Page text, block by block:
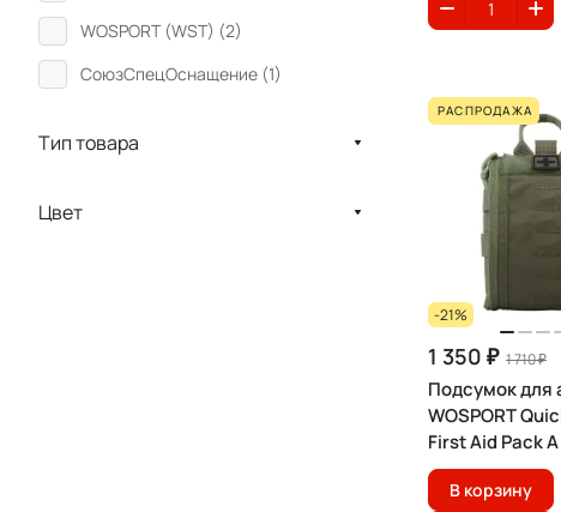
РАСПРОДАЖА
-21%
1 350 ₽ 1 710 ₽
Подсумок для
WOSPORT
First Aid Pack A
В корзину
WOSPORT (WST) (2)
СоюзСпецОснащение (1)
Тип товара
Цвет